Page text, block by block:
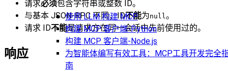
使用 LLM 构建 MCP
构建 MCP 客户端-Python
构建 MCP 客户端-Node.js
为智能体编写有效工具：MCP工具开发完全
南
请求必须包含字符串或整数 ID。
与基本 JSON-RPC 不同，ID不能为null。
请求 ID不能是请求方在同一会话中先前使用过的。
响应